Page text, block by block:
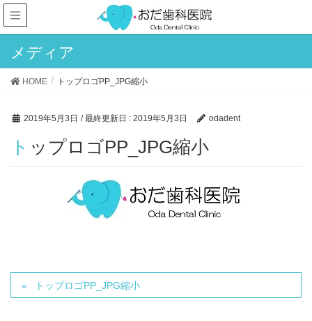
メディア
HOME トップロゴPP_JPG縮小
2019年5月3日 / 最終更新日 : 2019年5月3日 odadent
トップロゴPP_JPG縮小
トップロゴPP_JPG縮小